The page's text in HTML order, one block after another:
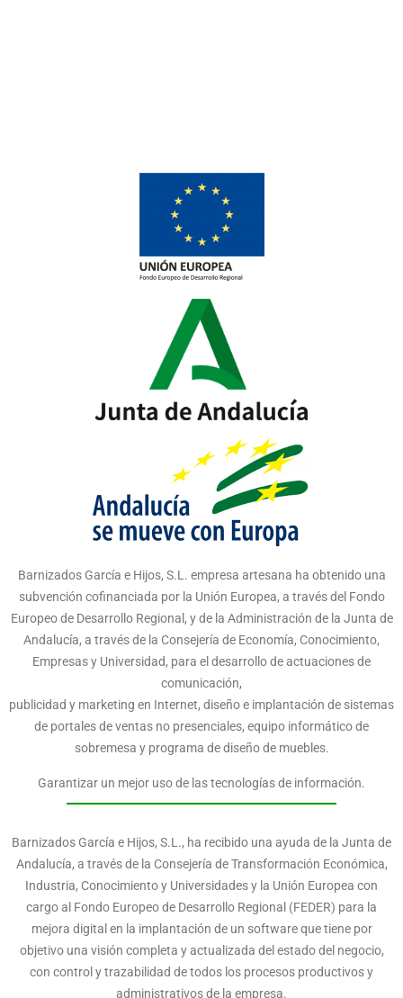
Barnizados García e Hijos, S.L. empresa artesana ha obtenido una
subvención cofinanciada por la Unión Europea, a través del Fondo
Europeo de Desarrollo Regional, y de la Administración de la Junta de
Andalucía, a través de la Consejería de Economía, Conocimiento,
Empresas y Universidad, para el desarrollo de actuaciones de
comunicación,
publicidad y marketing en Internet, diseño e implantación de sistemas
de portales de ventas no presenciales, equipo informático de
sobremesa y programa de diseño de muebles.
Garantizar un mejor uso de las tecnologías de información.
Barnizados García e Hijos, S.L., ha recibido una ayuda de la Junta de
Andalucía, a través de la Consejería de Transformación Económica,
Industria, Conocimiento y Universidades y la Unión Europea con
cargo al Fondo Europeo de Desarrollo Regional (FEDER) para la
mejora digital en la implantación de un software que tiene por
objetivo una visión completa y actualizada del estado del negocio,
con control y trazabilidad de todos los procesos productivos y
administrativos de la empresa.